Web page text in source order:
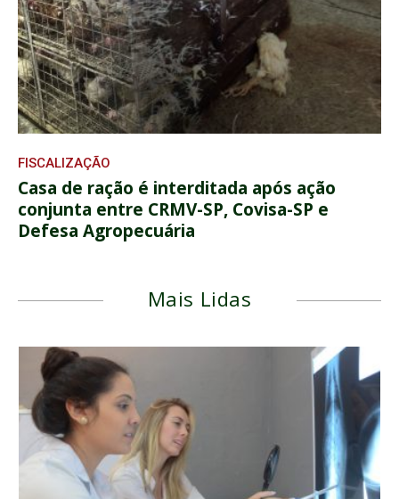
FISCALIZAÇÃO
Casa de ração é interditada após ação
conjunta entre CRMV-SP, Covisa-SP e
Defesa Agropecuária
Mais Lidas